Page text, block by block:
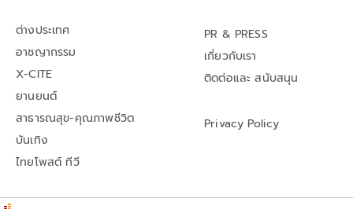
ต่างประเทศ
อาชญากรรม
X-CITE
ยานยนต์
สาธารณสุข-คุณภาพชีวิต
บันเทิง
ไทยโพสต์ ทีวี
PR & PRESS
เกี่ยวกับเรา
ติดต่อและ สนับสนุน
Privacy Policy